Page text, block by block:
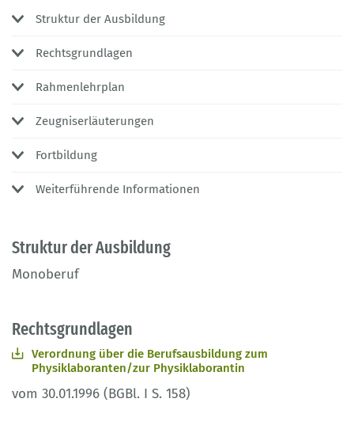
Struktur der Ausbildung
Rechtsgrundlagen
Rahmenlehrplan
Zeugniserläuterungen
Fortbildung
Weiterführende Informationen
Struktur der Ausbildung
Monoberuf
Rechtsgrundlagen
Verordnung über die Berufsausbildung zum
Physiklaboranten/zur Physiklaborantin
vom 30.01.1996 (BGBl. I S. 158)